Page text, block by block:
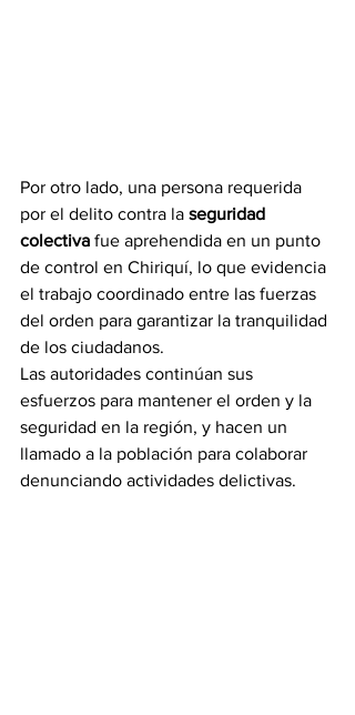
Por otro lado, una persona requerida
por el delito contra la seguridad
colectiva fue aprehendida en un punto
de control en Chiriquí, lo que evidencia
el trabajo coordinado entre las fuerzas
del orden para garantizar la tranquilidad
de los ciudadanos.
Las autoridades continúan sus
esfuerzos para mantener el orden y la
seguridad en la región, y hacen un
llamado a la población para colaborar
denunciando actividades delictivas.